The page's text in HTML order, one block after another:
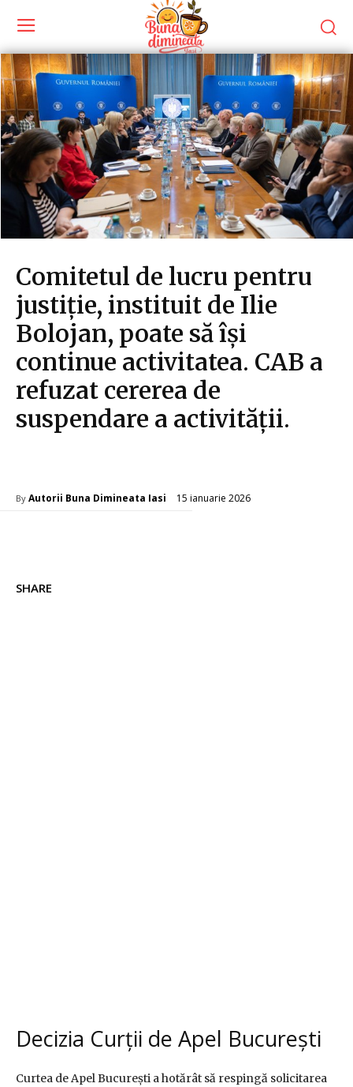
Comitetul de lucru pentru
justiție, instituit de Ilie
Bolojan, poate să își
continue activitatea. CAB a
refuzat cererea de
suspendare a activității.
By Autorii Buna Dimineata Iasi 15 ianuarie 2026
SHARE
Decizia Curții de Apel București
Curtea de Apel București a hotărât să respingă solicitarea